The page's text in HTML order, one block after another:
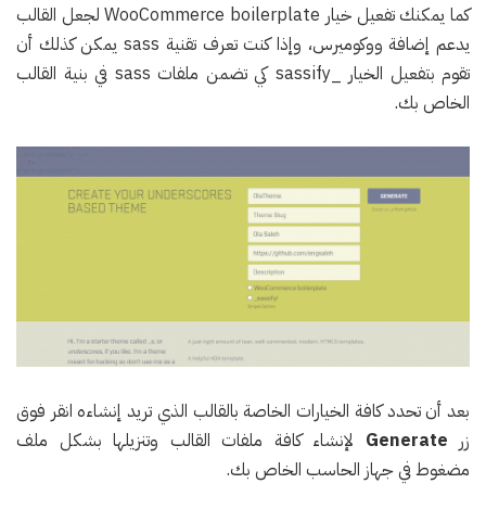
كما يمكنك تفعيل خيار WooCommerce boilerplate لجعل القالب
يدعم إضافة ووكوميرس، وإذا كنت تعرف تقنية sass يمكن كذلك أن
تقوم بتفعيل الخيار _sassify كي تضمن ملفات sass في بنية القالب
الخاص بك.
بعد أن تحدد كافة الخيارات الخاصة بالقالب الذي تريد إنشاءه انقر فوق
زر Generate لإنشاء كافة ملفات القالب وتنزيلها بشكل ملف
مضغوط في جهاز الحاسب الخاص بك.